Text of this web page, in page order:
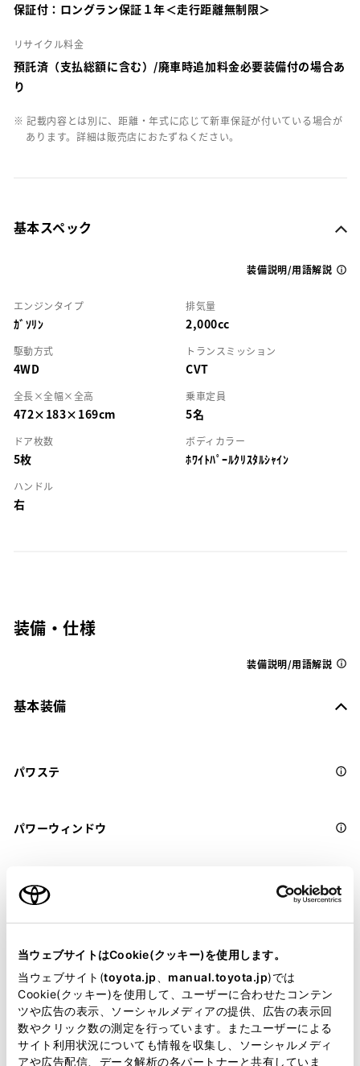
当ウェブサイトはCookie(クッキー)を使用します。
当ウェブサイト(toyota.jp manual.toyota.jp)では
Cookie(クッキー)を使用して、ユーザーに合わせたコンテン
ツや広告の表示、ソーシャルメディアの提供、広告の表示回
数やクリック数の測定を行っています。またユーザーによる
サイト利用状況についても情報を収集し、ソーシャルメディ
アや広告配信、データ解析の各パートナーと共有していま
保証付：ロングラン保証１年＜走行距離無制限＞
リサイクル料金
預託済（支払総額に含む）/廃車時追加料金必要装備付の場合あ
り
※ 記載内容とは別に、距離・年式に応じて新車保証が付いている場合が
あります。詳細は販売店におたずねください。
基本スペック
装備説明/用語解説
エンジンタイプ
ｶﾞｿﾘﾝ
排気量
2,000cc
駆動方式
4WD
トランスミッション
CVT
全長×全幅×全高
472×183×169cm
乗車定員
5名
ドア枚数
5枚
ボディカラー
ﾎﾜｲﾄﾊﾟｰﾙｸﾘｽﾀﾙｼｬｲﾝ
ハンドル
右
装備・仕様
装備説明/用語解説
基本装備
パワステ
パワーウィンドウ
ABS
キーレス
：ｽﾏｰﾄｷ-